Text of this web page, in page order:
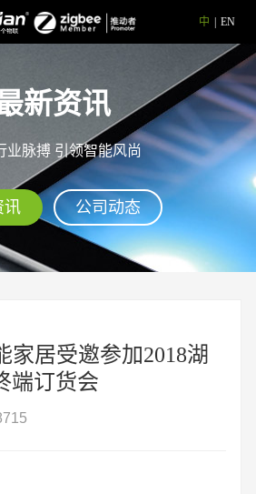
中 EN
新资讯
业脉搏 引领智能风尚
讯 公司动态
家居受邀参加2018湖
端订货会